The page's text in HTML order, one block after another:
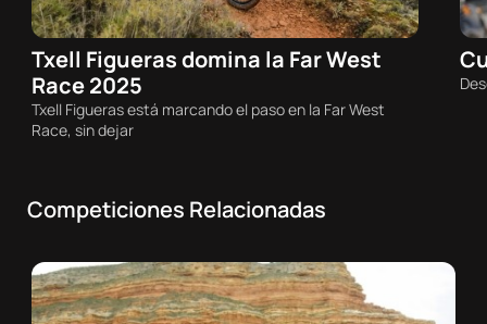
07/08/2026 - 01:01h
MTB
Txell Figueras domina la Far West
Race 2025
Txell Figueras está marcando el paso en la Far West
Race, sin dejar
Competiciones Relacionadas